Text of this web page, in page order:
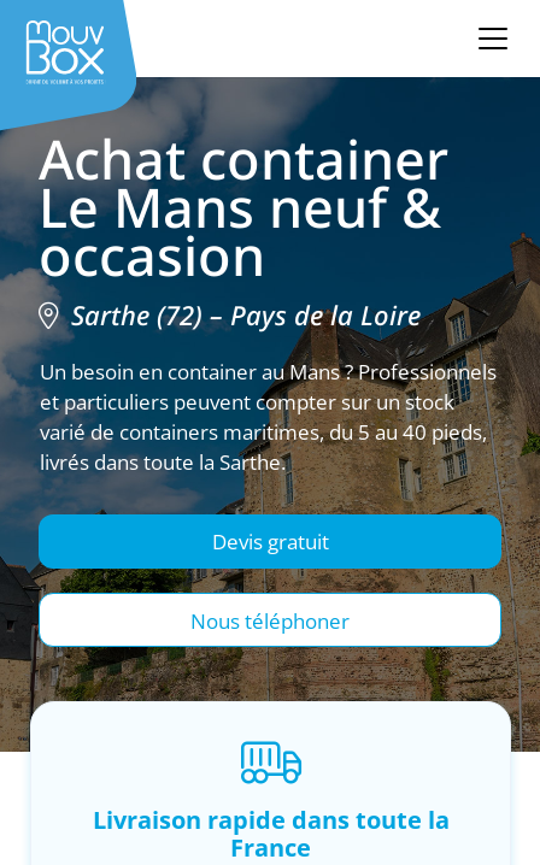
Achat container
Le Mans neuf &
occasion
Sarthe (72) – Pays de la Loire
Un besoin en container au Mans ? Professionnels
et particuliers peuvent compter sur un stock
varié de containers maritimes, du 5 au 40 pieds,
livrés dans toute la Sarthe.
Devis gratuit
Nous téléphoner
Livraison rapide dans toute la
France